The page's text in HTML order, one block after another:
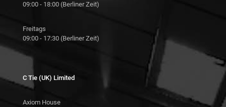
09:00 - 18:00 (Berliner Zeit)
Freitags
09:00 - 17:30 (Berliner Zeit)
C Tie (UK) Limited
Axiom House